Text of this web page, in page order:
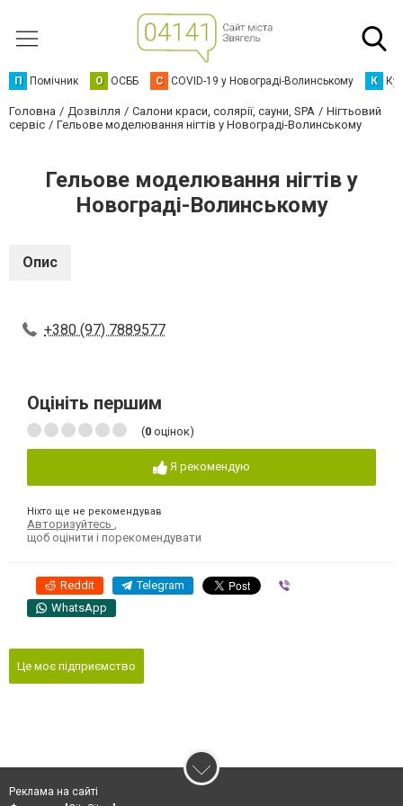
П Помічник О ОСББ C COVID-19 у Новограді-Волинському К
Головна Дозвілля Салони краси, солярії, сауни, SPA
Нігтьовий
сервіс
Гельове моделювання нігтів у Новограді-Волинському
Гельове моделювання нігтів у
Новограді-Волинському
Опис
+380 (97) 7889577
Оцініть першим
(0 оцінок)
Я рекомендую
Ніхто ще не рекомендував
Авторизуйтесь
щоб оцінити і порекомендувати
Reddit Telegram
WhatsApp
Це моє підприємство
Реклама на сайті